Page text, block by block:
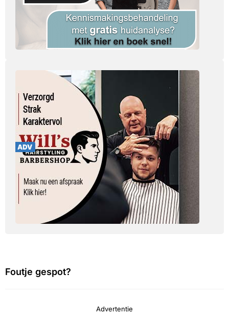
Foutje gespot?
Advertentie